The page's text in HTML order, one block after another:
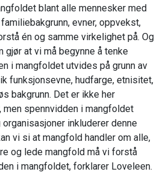
blant alle mennesker med
evner, oppvekst,
én og samme virkelighet på. Og
gjør at vi må begynne å tenke
i mangfoldet utvides på grunn av
funksjonsevne, hudfarge, etnisitet,
bakgrunn. Det er ikke her
spennvidden i mangfoldet
inkluderer denne
vi si at mangfold handler om alle,
og lede mangfold må vi forstå
i mangfoldet, forklarer Loveleen.